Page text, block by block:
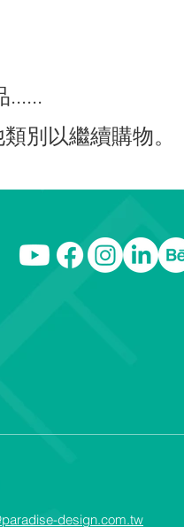
......
別以繼續購物。
design.com.tw